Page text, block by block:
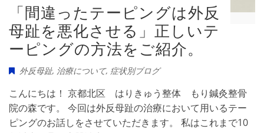
「間違ったテーピングは外反
母趾を悪化させる」正しいテ
ーピングの方法をご紹介。
外反母趾, 治療について, 症状別ブログ
こんにちは！ 京都北区 はりきゅう整体 もり鍼灸整骨
院の森です。 今回は外反母趾の治療において用いるテー
ピングのお話しをさせていただきます。 私はこれまで10